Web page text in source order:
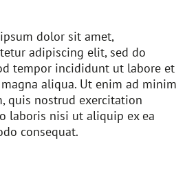
dolor sit amet,
adipiscing elit, sed do
tempor incididunt ut labore et
aliqua. Ut enim ad minim
quis nostrud exercitation
laboris nisi ut aliquip ex ea
consequat.